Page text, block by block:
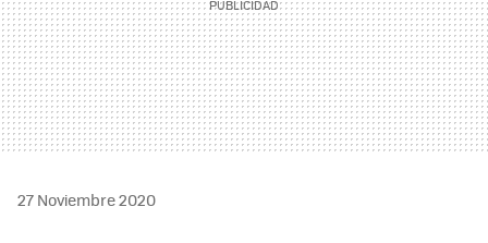
27 Noviembre 2020